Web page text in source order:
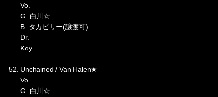
Vo.
G. 白川☆
B. タカビリー(譲渡可)
Dr.
Key.
52. Unchained / Van Halen★
Vo.
G. 白川☆